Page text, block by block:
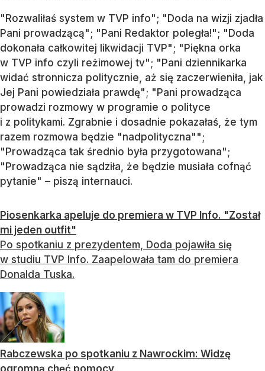
"Rozwaliłaś system w TVP info"; "Doda na wizji zjadła
Pani prowadzącą"; "Pani Redaktor poległa!"; "Doda
dokonała całkowitej likwidacji TVP"; "Piękna orka
w TVP info czyli reżimowej tv"; "Pani dziennikarka
widać stronnicza politycznie, aż się zaczerwieniła, jak
Jej Pani powiedziała prawdę"; "Pani prowadząca
prowadzi rozmowy w programie o polityce
i z politykami. Zgrabnie i dosadnie pokazałaś, że tym
razem rozmowa będzie "nadpolityczna"";
"Prowadząca tak średnio była przygotowana";
"Prowadząca nie sądziła, że będzie musiała cofnąć
pytanie" – piszą internauci.
Piosenkarka apeluje do premiera w TVP Info. "Został
mi jeden outfit"
Po spotkaniu z prezydentem, Doda pojawiła się
w studiu TVP Info. Zaapelowała tam do premiera
Donalda Tuska.
Rabczewska po spotkaniu z Nawrockim: Widzę
ogromną chęć pomocy